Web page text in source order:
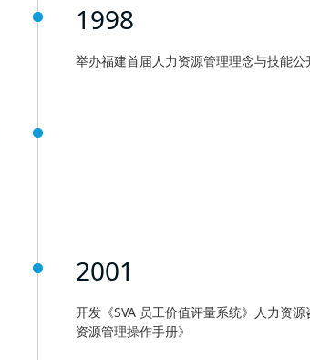
1998
举办福建首届人力资源管理理念与技能公
2001
开发《SVA 员工价值评量系统》人力资
资源管理操作手册》